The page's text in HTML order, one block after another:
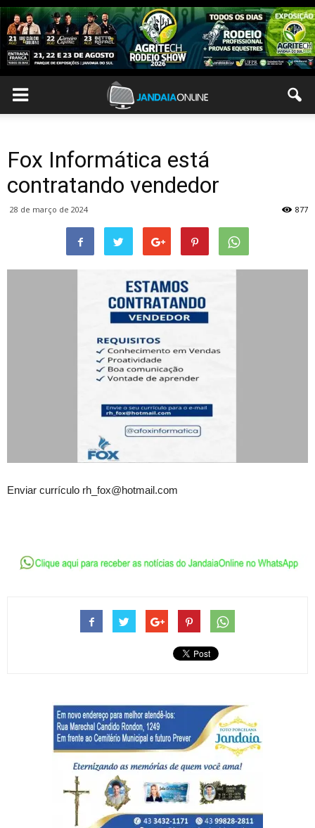
Fox Informática está
contratando vendedor
28 de março de 2024 877
Enviar currículo rh_fox@hotmail.com